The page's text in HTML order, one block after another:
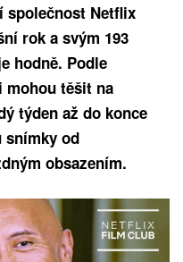
společnost Netflix
rok a svým 193
hodně. Podle
mohou těšit na
týden až do konce
snímky od
obsazením.